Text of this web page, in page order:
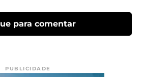
para comentar
PUBLICIDADE